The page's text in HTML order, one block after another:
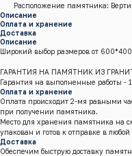
Расположение памятника:
Описание
Оплата и хранение
Доставка
Описание
Широкий выбор размеров от
ГАРАНТИЯ НА ПАМЯТНИК ИЗ
Гарантия на выполненные работы - 1
Оплата и хранение
Оплата происходит 2-мя равными
при получении памятника.
Место для хранения памятника на
упакован и готов к отправке в
Доставка
Обеспечим быструю доставку